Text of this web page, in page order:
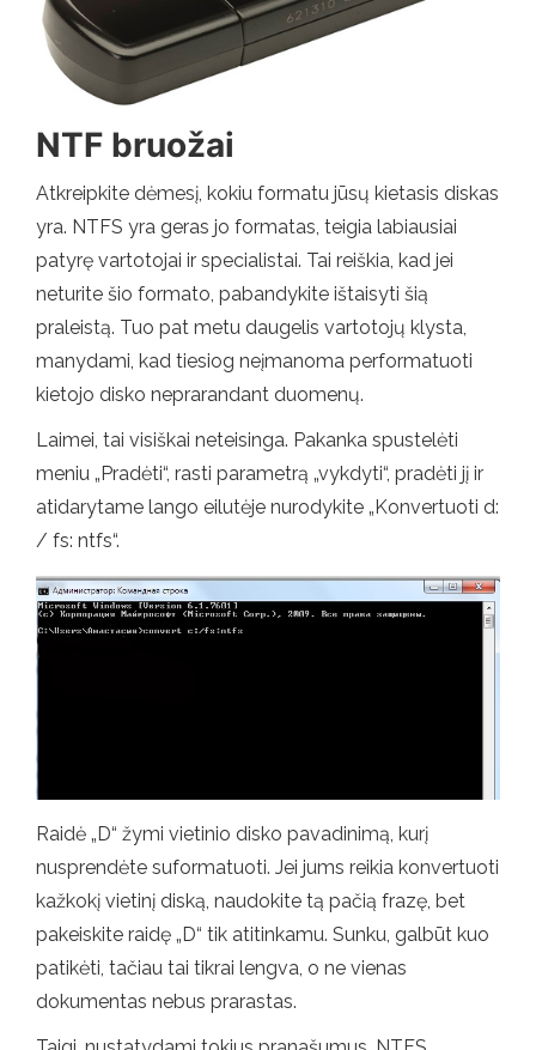
NTF bruožai
Atkreipkite dėmesį, kokiu formatu jūsų kietasis diskas
yra. NTFS yra geras jo formatas, teigia labiausiai
patyrę vartotojai ir specialistai. Tai reiškia, kad jei
neturite šio formato, pabandykite ištaisyti šią
praleistą. Tuo pat metu daugelis vartotojų klysta,
manydami, kad tiesiog neįmanoma performatuoti
kietojo disko neprarandant duomenų.
Laimei, tai visiškai neteisinga. Pakanka spustelėti
meniu „Pradėti“, rasti parametrą „vykdyti“, pradėti jį ir
atidarytame lango eilutėje nurodykite „Konvertuoti d:
/ fs: ntfs“.
Raidė „D“ žymi vietinio disko pavadinimą, kurį
nusprendėte suformatuoti. Jei jums reikia konvertuoti
kažkokį vietinį diską, naudokite tą pačią frazę, bet
pakeiskite raidę „D“ tik atitinkamu. Sunku, galbūt kuo
patikėti, tačiau tai tikrai lengva, o ne vienas
dokumentas nebus prarastas.